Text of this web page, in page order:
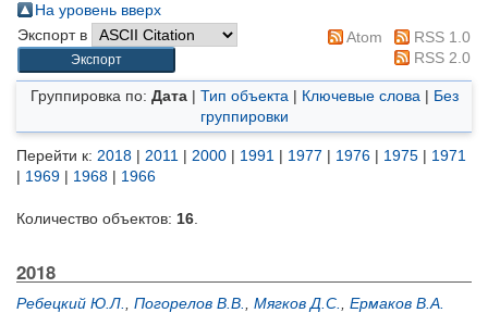
На уровень вверх
Экспорт в
Atom
RSS 1.0
RSS 2.0
Группировка по: Дата| Тип объекта | Ключевые слова | Без
группировки
Перейти к: 2018 | 2011 | 2000 | 1991 | 1977 | 1976 | 1975 | 1971
| 1969 | 1968 | 1966
Количество объектов: 16
2018
Ребецкий Ю.Л. Погорелов В.В. Мягков Д.С.
Ермаков В.А.